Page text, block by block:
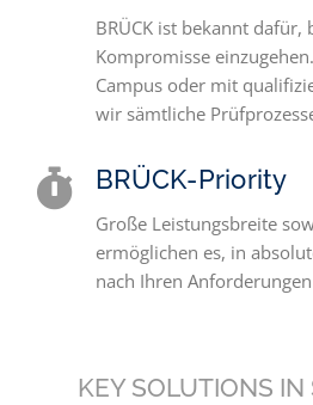
BRÜCK ist bekannt
Kompromisse
Campus oder mit
wir sämtliche
BRÜCK-Priority
Große Leistungsbreite
ermöglichen es, in
nach Ihren
KEY SOLUTIONS IN